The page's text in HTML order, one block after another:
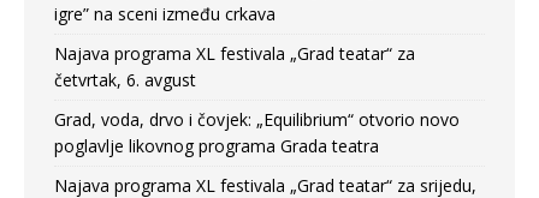
igre” na sceni između crkava
Najava programa XL festivala „Grad teatar“ za
četvrtak, 6. avgust
Grad, voda, drvo i čovjek: „Equilibrium“ otvorio novo
poglavlje likovnog programa Grada teatra
Najava programa XL festivala „Grad teatar“ za srijedu,